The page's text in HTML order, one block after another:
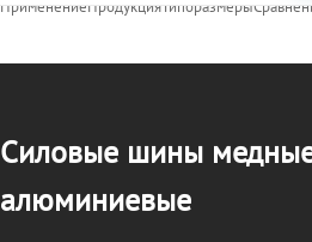
ПрименениеПродукцияТипоразмеры
Силовые шины
алюминиевые